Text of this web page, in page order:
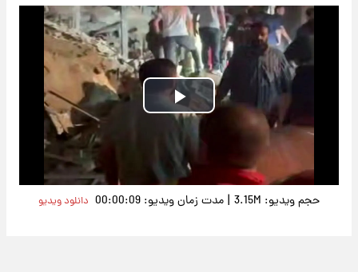
Play
Video
حجم ویدیو: 3.15M | مدت زمان ویدیو: 00:00:09 دانلود ویدیو